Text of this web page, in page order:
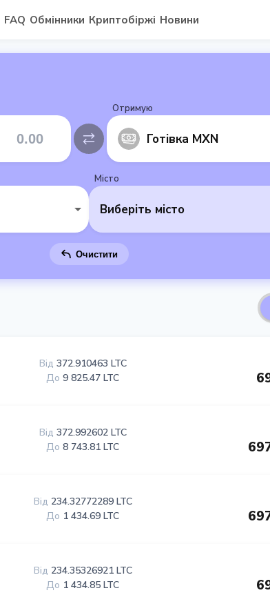
FAQ Обмінники Криптобіржі Новини
Отримую
Готівка MXN
Місто
Виберіть місто
Очистити
Від 372.910463 LTC
До 9 825.47 LTC
Від 372.992602 LTC
До 8 743.81 LTC
Від 234.32772289 LTC
До 1 434.69 LTC
Від 234.35326921 LTC
До 1 434.85 LTC